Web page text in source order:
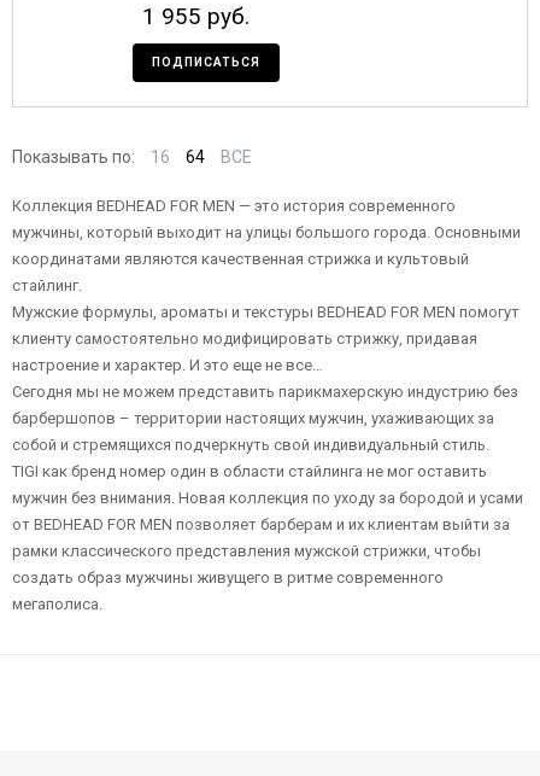
1 955 руб.
ПОДПИСАТЬСЯ
Показывать по: 16 64 ВСЕ
Коллекция BEDHEAD FOR MEN — это история современного
мужчины, который выходит на улицы большого города. Основными
координатами являются качественная стрижка и культовый
стайлинг.
Мужские формулы, ароматы и текстуры BEDHEAD FOR MEN помогут
клиенту самостоятельно модифицировать стрижку, придавая
настроение и характер. И это еще не все…
Сегодня мы не можем представить парикмахерскую индустрию без
барбершопов – территории настоящих мужчин, ухаживающих за
собой и стремящихся подчеркнуть свой индивидуальный стиль.
TIGI как бренд номер один в области стайлинга не мог оставить
мужчин без внимания. Новая коллекция по уходу за бородой и усами
от BEDHEAD FOR MEN позволяет барберам и их клиентам выйти за
рамки классического представления мужской стрижки, чтобы
создать образ мужчины живущего в ритме современного
мегаполиса.